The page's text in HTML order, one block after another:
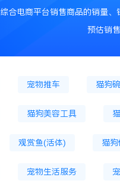
综合电商平台销售商品的销量、
预估销
狗牵
猫用鱼油等 狗用
宠物推车 猫狗碗
猫狗美容工具
观赏鱼(活体) 猫
宠物生活服务